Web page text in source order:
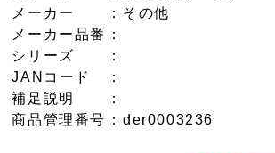
メーカー
：その他
メーカー品番
：
シリーズ
：
JANコード
：
補足説明
：
商品管理番号 ：der0003236